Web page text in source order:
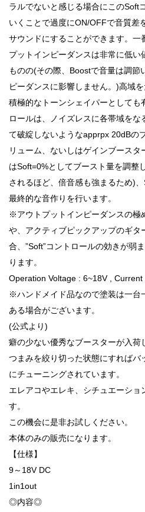
ラルでないと感じる場合にこのSoft
いくことで過度にON/OFFで音質差
サウンドにすることができます。一
プットインピーダンスは非常に低い
ものの(その際、Boostで音量は調節
ピーダンスに影響しません。)高域
積極的なトーンシェイパーとしても
ロールは、ノイズレスに各帯域を
て破綻しないようなapprpx 20dBの
リューム、ないしはゲインブース
はSoft=0%としてブースト量を調整
されるほど、倍音感も強まるため)
最終的な音作りを行います。
※アウトプットインピーダンスの極
や、アクティブピックアップのギタ
合、”Soft”コントロールの効きが弱
ります。
Operation Voltage : 6~18V ,
※ハンドメイド品なので塗装は一台
ある場合がございます。
(公式より)
癖の少ない優秀なブースターが入荷
つまみを絞り切った状態にすればバ
にチューニングされています。
エレアコやエレキ、シチュエーシ
す。
この機会に是非お試しください。
本体のみの販売になります。
【仕様】
9～18V DC
1in1out
◎内容◎